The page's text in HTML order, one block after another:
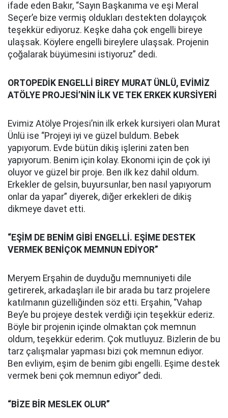
ifade eden Bakır, “Sayın Başkanıma ve eşi Meral
Seçer’e bize vermiş oldukları destekten dolayıçok
teşekkür ediyoruz. Keşke daha çok engelli bireye
ulaşsak. Köylere engelli bireylere ulaşsak. Projenin
çoğalarak büyümesini istiyoruz” dedi.
ORTOPEDİK ENGELLİ BİREY MURAT ÜNLÜ, EVİMİZ
ATÖLYE PROJESİ’NİN İLK VE TEK ERKEK KURSİYERİ
Evimiz Atölye Projesi’nin ilk erkek kursiyeri olan Murat
Ünlü ise “Projeyi iyi ve güzel buldum. Bebek
yapıyorum. Evde bütün dikiş işlerini zaten ben
yapıyorum. Benim için kolay. Ekonomi için de çok iyi
oluyor ve güzel bir proje. Ben ilk kez dahil oldum.
Erkekler de gelsin, buyursunlar, ben nasıl yapıyorum
onlar da yapar” diyerek, diğer erkekleri de dikiş
dikmeye davet etti.
“EŞİM DE BENİM GİBİ ENGELLİ. EŞİME DESTEK
VERMEK BENİÇOK MEMNUN EDİYOR”
Meryem Erşahin de duyduğu memnuniyeti dile
getirerek, arkadaşları ile bir arada bu tarz projelere
katılmanın güzelliğinden söz etti. Erşahin, “Vahap
Bey’e bu projeye destek verdiği için teşekkür ederiz.
Böyle bir projenin içinde olmaktan çok memnun
oldum, teşekkür ederim. Çok mutluyuz. Bizlerin de bu
tarz çalışmalar yapması bizi çok memnun ediyor.
Ben evliyim, eşim de benim gibi engelli. Eşime destek
vermek beni çok memnun ediyor” dedi.
“BİZE BİR MESLEK OLUR”